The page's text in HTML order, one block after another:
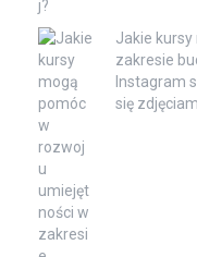
Jakie
zakresie
Instagram
się